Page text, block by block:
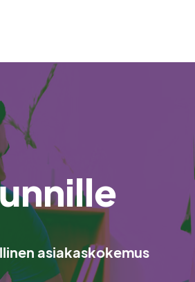
asiakaskokemus